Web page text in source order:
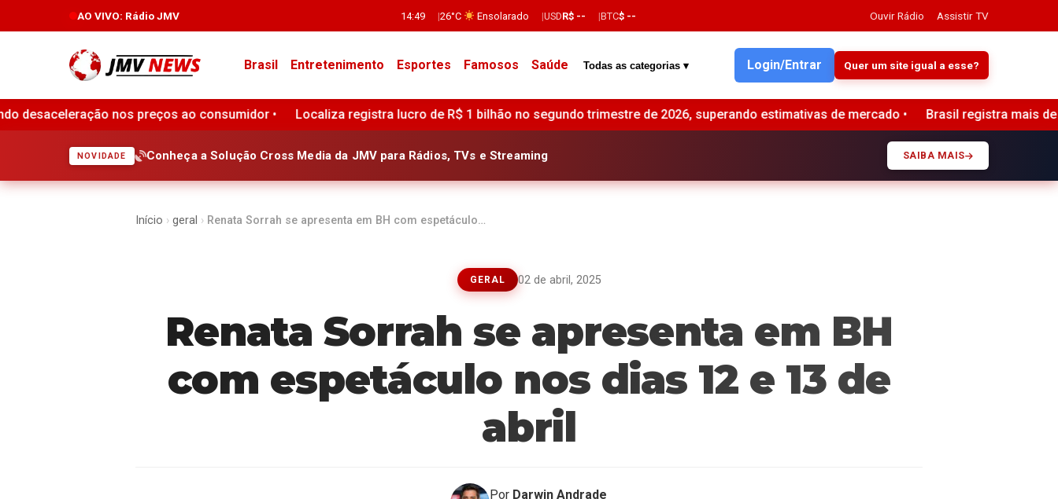
AO VIVO: Rádio JMV 14:49 26°C Ensolarado USDR$ -- BTC$ -- Ouvir Rádio Assistir TV
Brasil Entretenimento Esportes Famosos Saúde Todas as categorias ▾ Login/Entrar Quer um site igual a esse?
nos preços ao consumidor • Localiza registra lucro de R$ 1 bilhão no segundo trimestre de 2026, superando estimativas de mercado • Brasil registra mais de 34 bilhões de
NOVIDADE Conheça a Solução Cross Media da JMV para Rádios, TVs e Streaming SAIBA MAIS
Início › geral › Renata Sorrah se apresenta em BH com espetáculo…
GERAL 02 de abril, 2025
Renata Sorrah se apresenta em BH
com espetáculo nos dias 12 e 13 de
abril
Por Darwin Andrade